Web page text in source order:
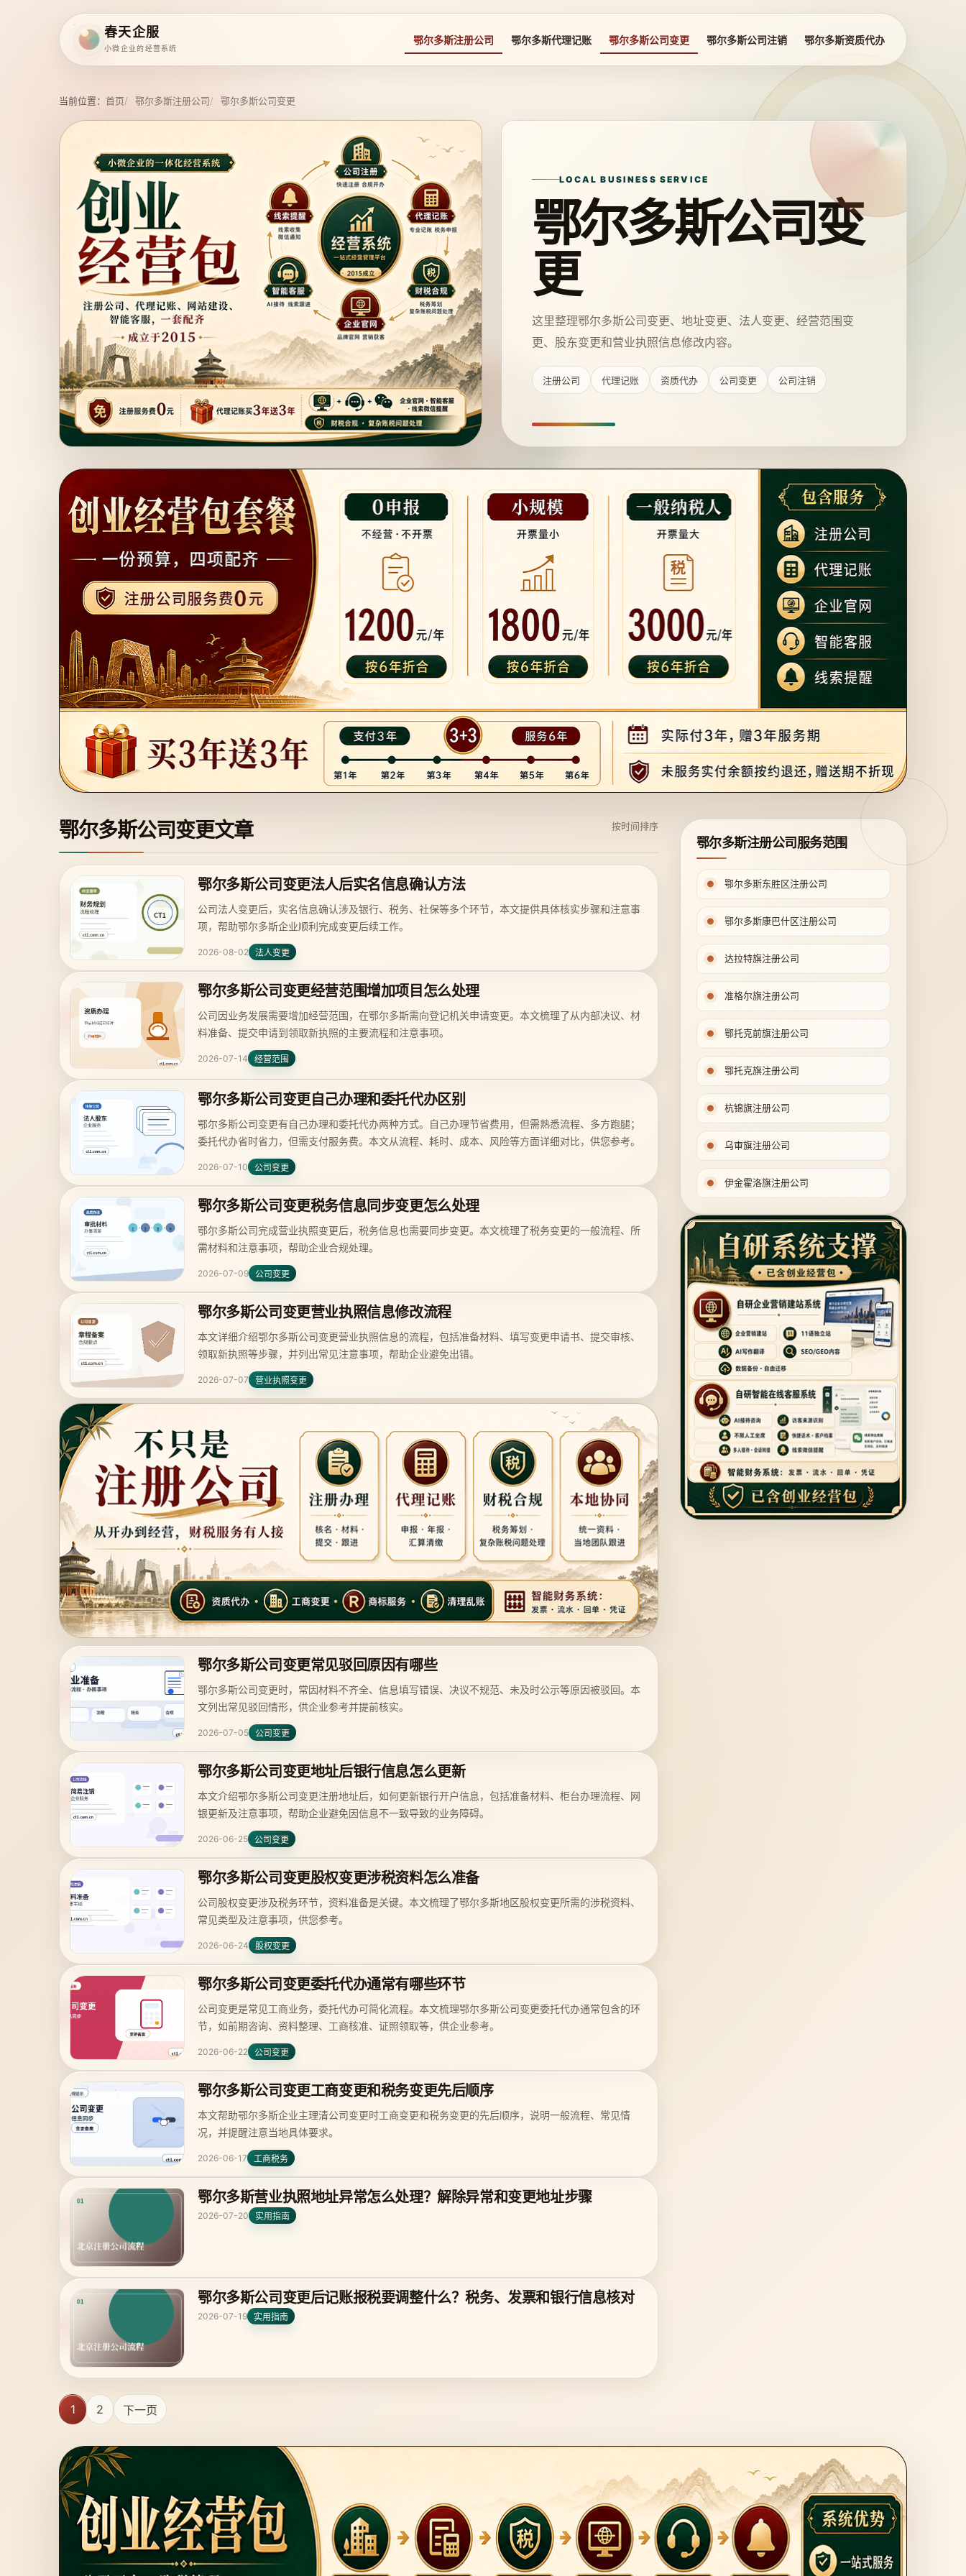
春天企服
小微企业的经营系统
鄂尔多斯注册公司 鄂尔多斯代理记账 鄂尔多斯公司变更 鄂尔多斯公司注销 鄂尔多斯资质代办
当前位置： 首页 鄂尔多斯注册公司 鄂尔多斯公司变更
LOCAL BUSINESS SERVICE
鄂尔多斯公司变
更
这里整理鄂尔多斯公司变更、地址变更、法人变更、经营范围变
更、股东变更和营业执照信息修改内容。
注册公司 代理记账 资质代办 公司变更 公司注销
鄂尔多斯公司变更文章 按时间排序
鄂尔多斯公司变更法人后实名信息确认方法
公司法人变更后，实名信息确认涉及银行、税务、社保等多个环节，本文提供具体核实步骤和注意事
项，帮助鄂尔多斯企业顺利完成变更后续工作。
2026-08-02 法人变更
鄂尔多斯公司变更经营范围增加项目怎么处理
公司因业务发展需要增加经营范围，在鄂尔多斯需向登记机关申请变更。本文梳理了从内部决议、材
料准备、提交申请到领取新执照的主要流程和注意事项。
2026-07-14 经营范围
鄂尔多斯公司变更自己办理和委托代办区别
鄂尔多斯公司变更有自己办理和委托代办两种方式。自己办理节省费用，但需熟悉流程、多方跑腿；
委托代办省时省力，但需支付服务费。本文从流程、耗时、成本、风险等方面详细对比，供您参考。
2026-07-10 公司变更
鄂尔多斯公司变更税务信息同步变更怎么处理
鄂尔多斯公司完成营业执照变更后，税务信息也需要同步变更。本文梳理了税务变更的一般流程、所
需材料和注意事项，帮助企业合规处理。
2026-07-09 公司变更
鄂尔多斯公司变更营业执照信息修改流程
本文详细介绍鄂尔多斯公司变更营业执照信息的流程，包括准备材料、填写变更申请书、提交审核、
领取新执照等步骤，并列出常见注意事项，帮助企业避免出错。
2026-07-07 营业执照变更
鄂尔多斯公司变更常见驳回原因有哪些
鄂尔多斯公司变更时，常因材料不齐全、信息填写错误、决议不规范、未及时公示等原因被驳回。本
文列出常见驳回情形，供企业参考并提前核实。
2026-07-05 公司变更
鄂尔多斯公司变更地址后银行信息怎么更新
本文介绍鄂尔多斯公司变更注册地址后，如何更新银行开户信息，包括准备材料、柜台办理流程、网
银更新及注意事项，帮助企业避免因信息不一致导致的业务障碍。
2026-06-25 公司变更
鄂尔多斯公司变更股权变更涉税资料怎么准备
公司股权变更涉及税务环节，资料准备是关键。本文梳理了鄂尔多斯地区股权变更所需的涉税资料、
常见类型及注意事项，供您参考。
2026-06-24 股权变更
鄂尔多斯公司变更委托代办通常有哪些环节
公司变更是常见工商业务，委托代办可简化流程。本文梳理鄂尔多斯公司变更委托代办通常包含的环
节，如前期咨询、资料整理、工商核准、证照领取等，供企业参考。
2026-06-22 公司变更
鄂尔多斯公司变更工商变更和税务变更先后顺序
本文帮助鄂尔多斯企业主理清公司变更时工商变更和税务变更的先后顺序，说明一般流程、常见情
况，并提醒注意当地具体要求。
2026-06-17 工商税务
鄂尔多斯营业执照地址异常怎么处理？解除异常和变更地址步骤
2026-07-20 实用指南
鄂尔多斯公司变更后记账报税要调整什么？税务、发票和银行信息核对
2026-07-19 实用指南
1 2 下一页
鄂尔多斯注册公司服务范围
鄂尔多斯东胜区注册公司
鄂尔多斯康巴什区注册公司
达拉特旗注册公司
准格尔旗注册公司
鄂托克前旗注册公司
鄂托克旗注册公司
杭锦旗注册公司
乌审旗注册公司
伊金霍洛旗注册公司